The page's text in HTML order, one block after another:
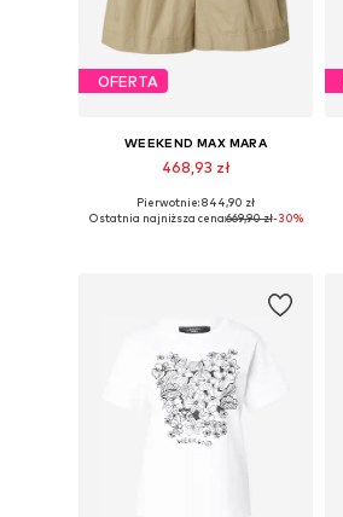
OFERTA
WEEKEND MAX MARA
468,93 zł
Dostępne rozmiary: 40
Pierwotnie: 844,90 zł
Ostatnia najniższa cena:669,90 zł-30%